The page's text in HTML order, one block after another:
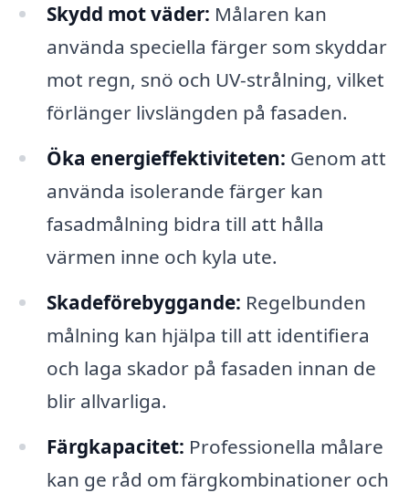
Skydd mot väder: Målaren kan
använda speciella färger som skyddar
mot regn, snö och UV-strålning, vilket
förlänger livslängden på fasaden.
Öka energieffektiviteten: Genom att
använda isolerande färger kan
fasadmålning bidra till att hålla
värmen inne och kyla ute.
Skadeförebyggande: Regelbunden
målning kan hjälpa till att identifiera
och laga skador på fasaden innan de
blir allvarliga.
Färgkapacitet: Professionella målare
kan ge råd om färgkombinationer och